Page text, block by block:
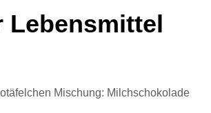
Mischung: Milchschokolade